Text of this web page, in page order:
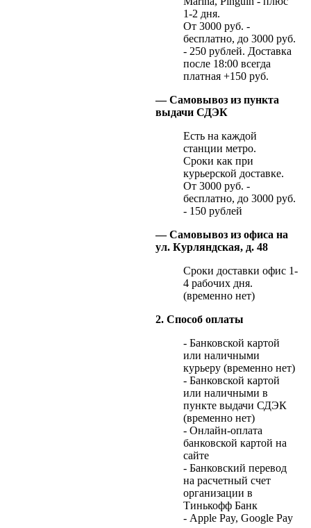
1-2 дня.
От 3000 руб. -
бесплатно, до 3000 руб.
- 250 рублей. Доставка
после 18:00 всегда
платная +150 руб.
— Самовывоз из пункта
выдачи СДЭК
Есть на каждой
станции метро.
Сроки как при
курьерской доставке.
От 3000 руб. -
бесплатно, до 3000 руб.
- 150 рублей
— Самовывоз из офиса на
ул. Курляндская, д. 48
Сроки доставки офис 1-
4 рабочих дня.
(временно нет)
2. Способ оплаты
- Банковской картой
или наличными
курьеру (временно нет)
- Банковской картой
или наличными в
пункте выдачи СДЭК
(временно нет)
- Онлайн-оплата
банковской картой на
сайте
- Банковский перевод
на расчетный счет
организации в
Тинькофф Банк
- Apple Pay, Google Pay